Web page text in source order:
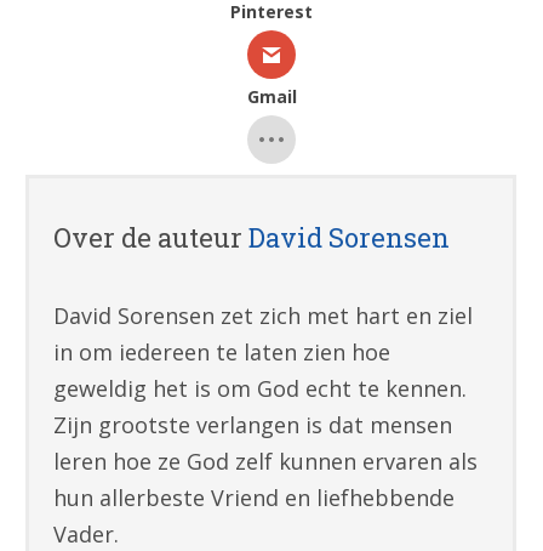
Pinterest
Gmail
Over de auteurDavid Sorensen
David Sorensen zet zich met hart en ziel
in om iedereen te laten zien hoe
geweldig het is om God echt te kennen.
Zijn grootste verlangen is dat mensen
leren hoe ze God zelf kunnen ervaren als
hun allerbeste Vriend en liefhebbende
Vader.